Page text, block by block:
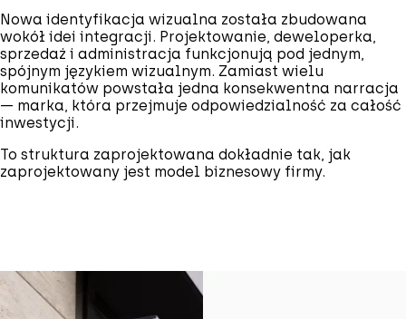
Nowa identyfikacja wizualna została zbudowana
wokół idei integracji. Projektowanie, deweloperka,
sprzedaż i administracja funkcjonują pod jednym,
spójnym językiem wizualnym. Zamiast wielu
komunikatów powstała jedna konsekwentna narracja
— marka, która przejmuje odpowiedzialność za całość
inwestycji.
To struktura zaprojektowana dokładnie tak, jak
zaprojektowany jest model biznesowy firmy.